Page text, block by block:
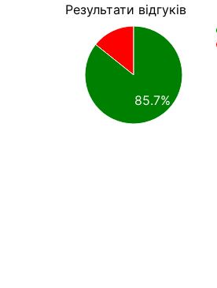
Результати відгуків
85.7%